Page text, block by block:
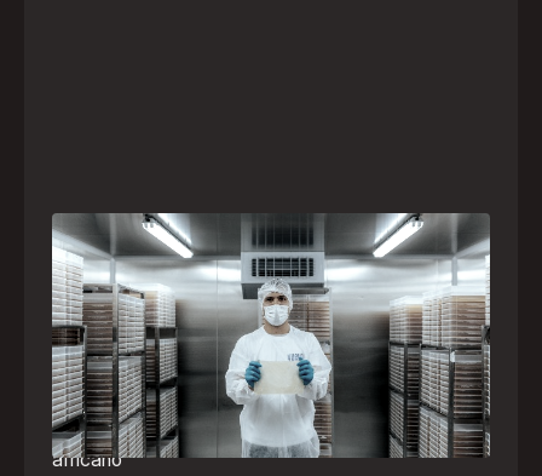
A paranaense Vuelo Pharma é uma das 13
empresas brasileiras selecionadas para
representar o Brasil na maior feira de
negócios de Angola
Empresa participará da FILDA 2026, em Luanda,
levando tecnologias brasileiras para tratamento de
feridas, ostomia e proteção cutânea ao mercado
africano